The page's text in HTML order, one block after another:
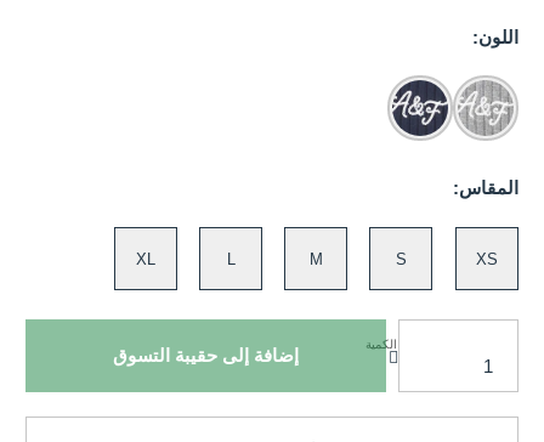
اللون:
المقاس:
XS
S
M
XL
الكمية
إضافة إلى حقيبة التسوق